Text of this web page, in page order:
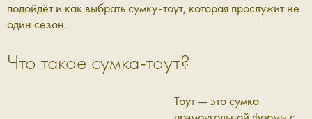
подойдёт и как выбрать сумку-тоут, которая прослужит не
один сезон.
Что такое сумка-тоут?
Тоут — это сумка